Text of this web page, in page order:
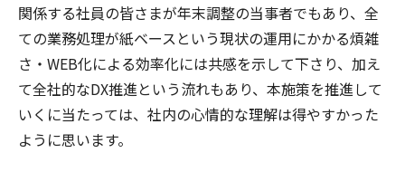
関係する社員の皆さまが年末調整の当事者でもあり、全
ての業務処理が紙ベースという現状の運用にかかる煩雑
さ・WEB化による効率化には共感を示して下さり、加え
て全社的なDX推進という流れもあり、本施策を推進して
いくに当たっては、社内の心情的な理解は得やすかった
ように思います。